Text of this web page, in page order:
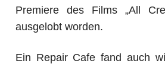
Premiere des Films „All
ausgelobt worden.
Ein Repair Cafe fand auch